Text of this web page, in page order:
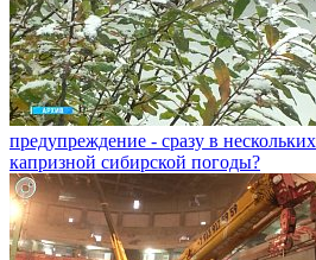
предупреждение - сразу в
капризной сибирской погоды?